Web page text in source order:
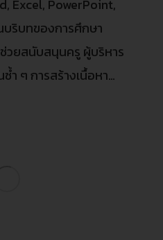
Excel, PowerPoint,
บริบทของการศึกษา
วยสนับสนุนครู ผู้บริหาร
ำ ๆ การสร้างเนื้อหา…